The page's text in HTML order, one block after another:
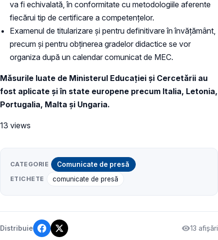
va fi echivalată, în conformitate cu metodologiile aferente
fiecărui tip de certificare a competențelor.
Examenul de titularizare și pentru definitivare în învățământ,
precum și pentru obținerea gradelor didactice se vor
organiza după un calendar comunicat de MEC.
Măsurile luate de Ministerul Educației și Cercetării au
fost aplicate și în state europene precum Italia, Letonia,
Portugalia, Malta și Ungaria.
13 views
CATEGORIE Comunicate de presă
ETICHETE comunicate de presă
Distribuie 13 afișări